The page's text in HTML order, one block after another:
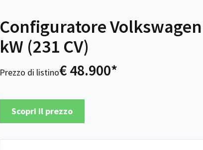
Configuratore
kW (231 CV)
Prezzo di listino€ 48.900*
Scopri il prezzo